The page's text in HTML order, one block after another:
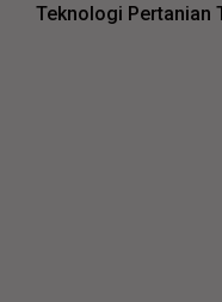
Teknologi Pertanian